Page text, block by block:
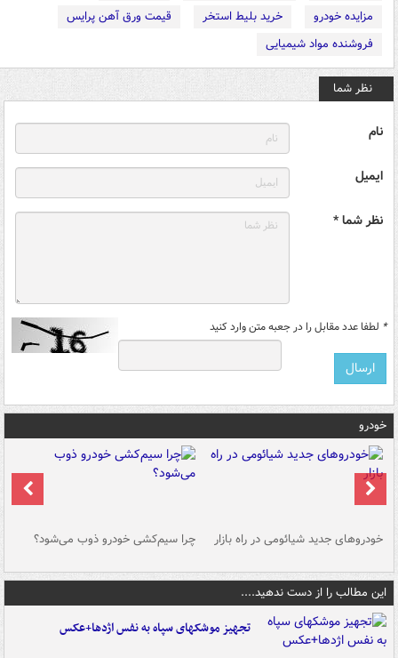
مزایده خودرو
خرید بلیط استخر
قیمت ورق آهن پرایس
فروشنده مواد شیمیایی
نظر شما
نام
ایمیل
نظر شما *
* لطفا عدد مقابل را در جعبه متن وارد کنید
خودرو
خودروهای جدید شیائومی در راه بازار چرا سیم‌کشی خودرو ذوب می‌شود؟
این مطالب را از دست ندهید....
تجهیز موشکهای سپاه به نفس اژدها+عکس